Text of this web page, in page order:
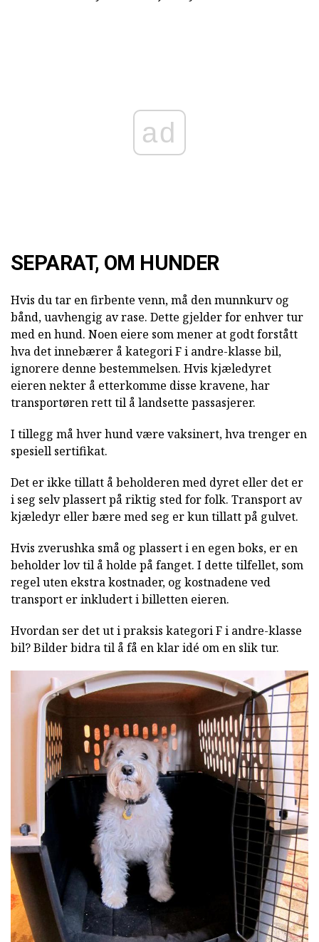
ad
SEPARAT, OM HUNDER
Hvis du tar en firbente venn, må den munnkurv og
bånd, uavhengig av rase. Dette gjelder for enhver tur
med en hund. Noen eiere som mener at godt forstått
hva det innebærer å kategori F i andre-klasse bil,
ignorere denne bestemmelsen. Hvis kjæledyret
eieren nekter å etterkomme disse kravene, har
transportøren rett til å landsette passasjerer.
I tillegg må hver hund være vaksinert, hva trenger en
spesiell sertifikat.
Det er ikke tillatt å beholderen med dyret eller det er
i seg selv plassert på riktig sted for folk. Transport av
kjæledyr eller bære med seg er kun tillatt på gulvet.
Hvis zverushka små og plassert i en egen boks, er en
beholder lov til å holde på fanget. I dette tilfellet, som
regel uten ekstra kostnader, og kostnadene ved
transport er inkludert i billetten eieren.
Hvordan ser det ut i praksis kategori F i andre-klasse
bil? Bilder bidra til å få en klar idé om en slik tur.